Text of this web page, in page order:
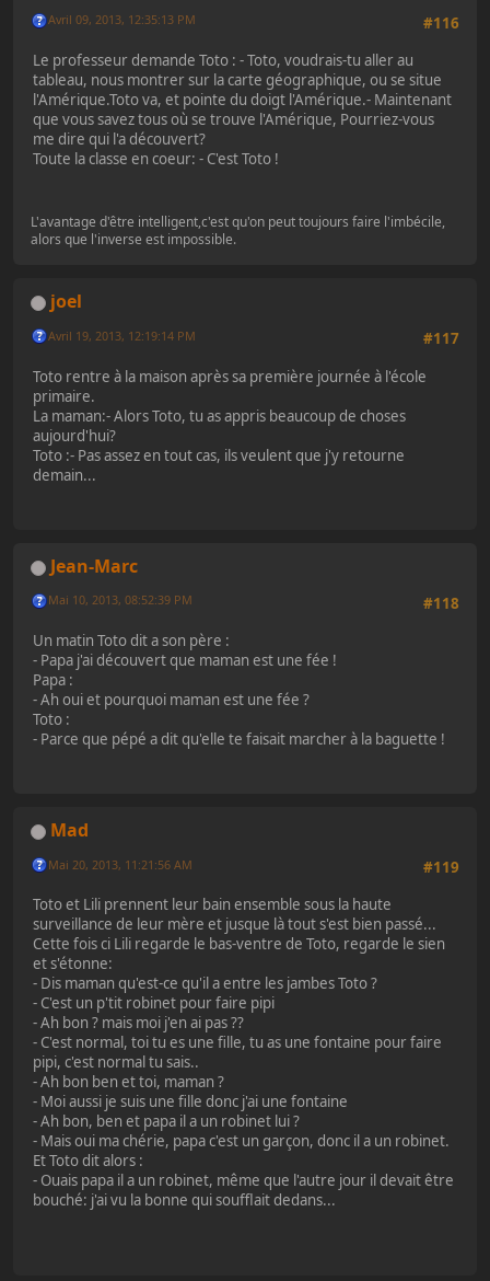
#116
Avril 09, 2013, 12:35:13 PM
Le professeur demande Toto : - Toto, voudrais-tu aller au
tableau, nous montrer sur la carte géographique, ou se situe
l'Amérique.Toto va, et pointe du doigt l'Amérique.- Maintenant
que vous savez tous où se trouve l'Amérique, Pourriez-vous
me dire qui l'a découvert?
Toute la classe en coeur: - C'est Toto !
L'avantage d'être intelligent,c'est qu'on peut toujours faire l'imbécile,
alors que l'inverse est impossible.
joel
#117
Avril 19, 2013, 12:19:14 PM
Toto rentre à la maison après sa première journée à l'école
primaire.
La maman:- Alors Toto, tu as appris beaucoup de choses
aujourd'hui?
Toto :- Pas assez en tout cas, ils veulent que j'y retourne
demain...
Jean-Marc
#118
Mai 10, 2013, 08:52:39 PM
Un matin Toto dit a son père :
- Papa j'ai découvert que maman est une fée !
Papa :
- Ah oui et pourquoi maman est une fée ?
Toto :
- Parce que pépé a dit qu'elle te faisait marcher à la baguette !
Mad
#119
Mai 20, 2013, 11:21:56 AM
Toto et Lili prennent leur bain ensemble sous la haute
surveillance de leur mère et jusque là tout s'est bien passé...
Cette fois ci Lili regarde le bas-ventre de Toto, regarde le sien
et s'étonne:
- Dis maman qu'est-ce qu'il a entre les jambes Toto ?
- C'est un p'tit robinet pour faire pipi
- Ah bon ? mais moi j'en ai pas ??
- C'est normal, toi tu es une fille, tu as une fontaine pour faire
pipi, c'est normal tu sais..
- Ah bon ben et toi, maman ?
- Moi aussi je suis une fille donc j'ai une fontaine
- Ah bon, ben et papa il a un robinet lui ?
- Mais oui ma chérie, papa c'est un garçon, donc il a un robinet.
Et Toto dit alors :
- Ouais papa il a un robinet, même que l'autre jour il devait être
bouché: j'ai vu la bonne qui soufflait dedans...